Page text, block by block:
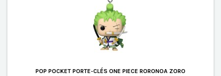
POP POCKET PORTE-CLÉS ONE PIECE RORONOA ZORO